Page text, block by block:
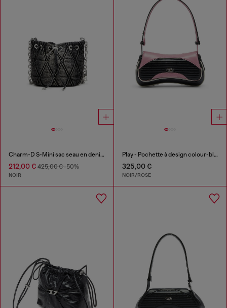
Charm-D S-Mini sac seau en denim matelassé traité
212,00 € 425,00 €-50%
NOIR
Play - Pochette à design colour-block
325,00 €
NOIR/ROSE